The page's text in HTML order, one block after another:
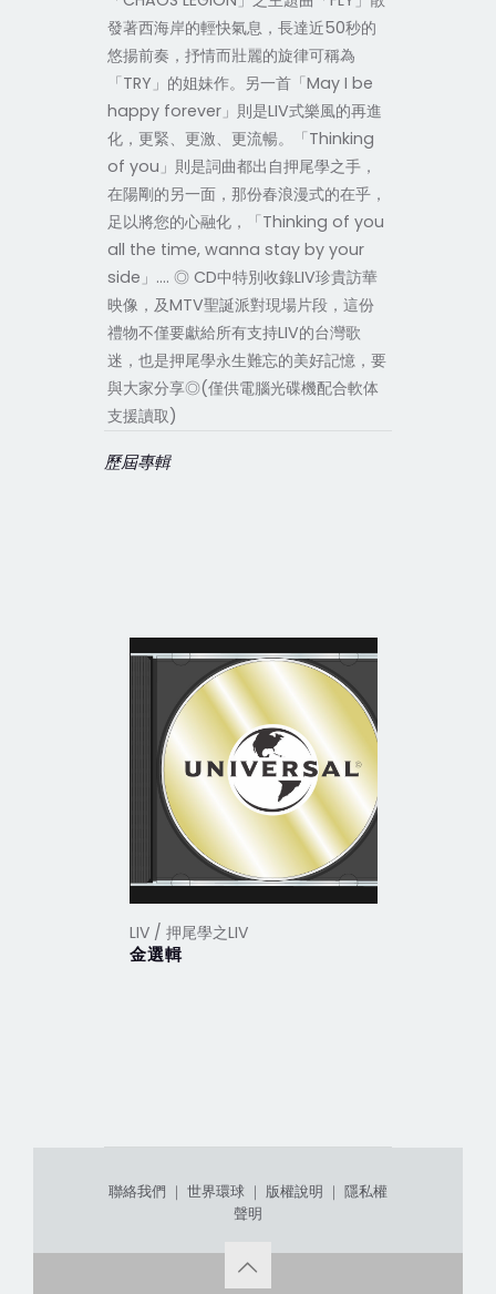
發著西海岸的輕快氣息，長達近50秒的
悠揚前奏，抒情而壯麗的旋律可稱為
「TRY」的姐妹作。另一首「May I be
happy forever」則是LIV式樂風的再進
化，更緊、更激、更流暢。「Thinking
of you」則是詞曲都出自押尾學之手，
在陽剛的另一面，那份春浪漫式的在乎，
足以將您的心融化，「Thinking of you
all the time, wanna stay by your
side」…. ◎ CD中特別收錄LIV珍貴訪華
映像，及MTV聖誕派對現場片段，這份
禮物不僅要獻給所有支持LIV的台灣歌
迷，也是押尾學永生難忘的美好記憶，要
與大家分享◎(僅供電腦光碟機配合軟体
支援讀取)
歷屆專輯
LIV / 押尾學之LIV
金選輯
聯絡我們 ｜ 世界環球 ｜ 版權說明 ｜ 隱私權
聲明